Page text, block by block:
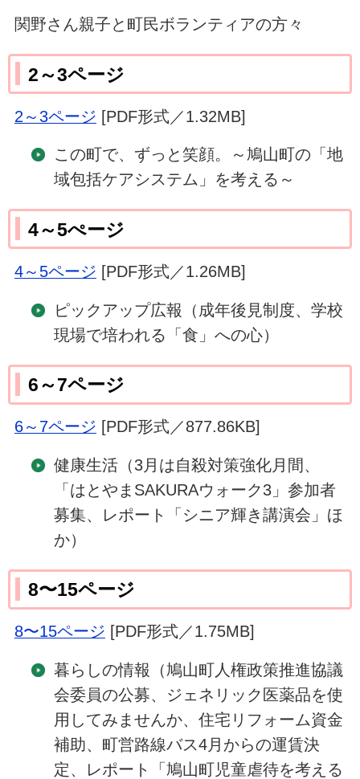
関野さん親子と町民ボランティアの方々
2～3ページ
2～3ページ [PDF形式／1.32MB]
この町で、ずっと笑顔。～鳩山町の「地
域包括ケアシステム」を考える～
4～5ぺージ
4～5ページ [PDF形式／1.26MB]
ピックアップ広報（成年後見制度、学校
現場で培われる「食」への心）
6～7ページ
6～7ページ [PDF形式／877.86KB]
健康生活（3月は自殺対策強化月間、
「はとやまSAKURAウォーク3」参加者
募集、レポート「シニア輝き講演会」ほ
か）
8〜15ページ
8〜15ページ [PDF形式／1.75MB]
暮らしの情報（鳩山町人権政策推進協議
会委員の公募、ジェネリック医薬品を使
用してみませんか、住宅リフォーム資金
補助、町営路線バス4月からの運賃決
定、レポート「鳩山町児童虐待を考える